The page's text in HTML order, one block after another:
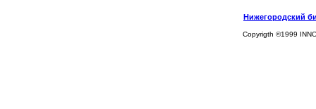
Нижегородский
Copyrigth ©1999